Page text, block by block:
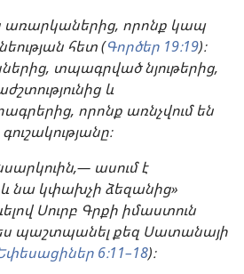
առարկաներից, որոնք կապ
հետ (Գործեր 19։19)։
տպագրված նյութերից,
և
որոնք առնչվում են
ասում է
նա կփախչի ձեզանից»
Սուրբ Գրքի իմաստուն
պաշտպանել քեզ Սատանայի
6։11–18)։